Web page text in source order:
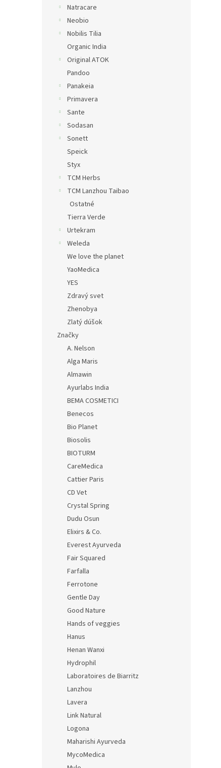
Natracare
Neobio
Nobilis Tilia
Organic India
Original ATOK
Pandoo
Panakeia
Primavera
Sante
Sodasan
Sonett
Speick
Styx
TCM Herbs
TCM Lanzhou Taibao
Ostatné
Tierra Verde
Urtekram
Weleda
We love the planet
YaoMedica
YES
Zdravý svet
Zhenobya
Zlatý dúšok
Značky
A. Nelson
Alga Maris
Almawin
Ayurlabs India
BEMA COSMETICI
Benecos
Bio Planet
Biosolis
BIOTURM
CareMedica
Cattier Paris
CD Vet
Crystal Spring
Dudu Osun
Elixirs & Co.
Everest Ayurveda
Fair Squared
Farfalla
Ferrotone
Gentle Day
Good Nature
Hands of veggies
Hanus
Henan Wanxi
Hydrophil
Laboratoires de Biarritz
Lanzhou
Lavera
Link Natural
Logona
Maharishi Ayurveda
MycoMedica